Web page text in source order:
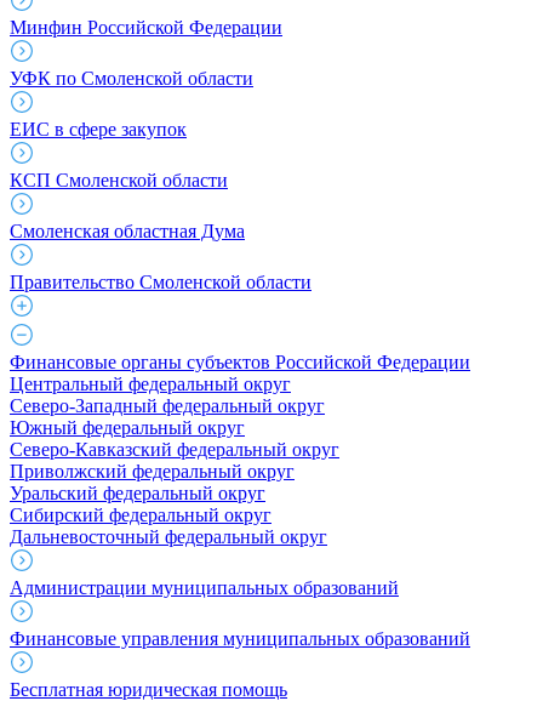
Минфин Российской Федерации
УФК по Смоленской области
ЕИС в сфере закупок
КСП Смоленской области
Смоленская областная Дума
Правительство Смоленской области
Финансовые органы субъектов Российской Федерации
Центральный федеральный округ
Северо-Западный федеральный округ
Южный федеральный округ
Северо-Кавказский федеральный округ
Приволжский федеральный округ
Уральский федеральный округ
Сибирский федеральный округ
Дальневосточный федеральный округ
Администрации муниципальных образований
Финансовые управления муниципальных образований
Бесплатная юридическая помощь